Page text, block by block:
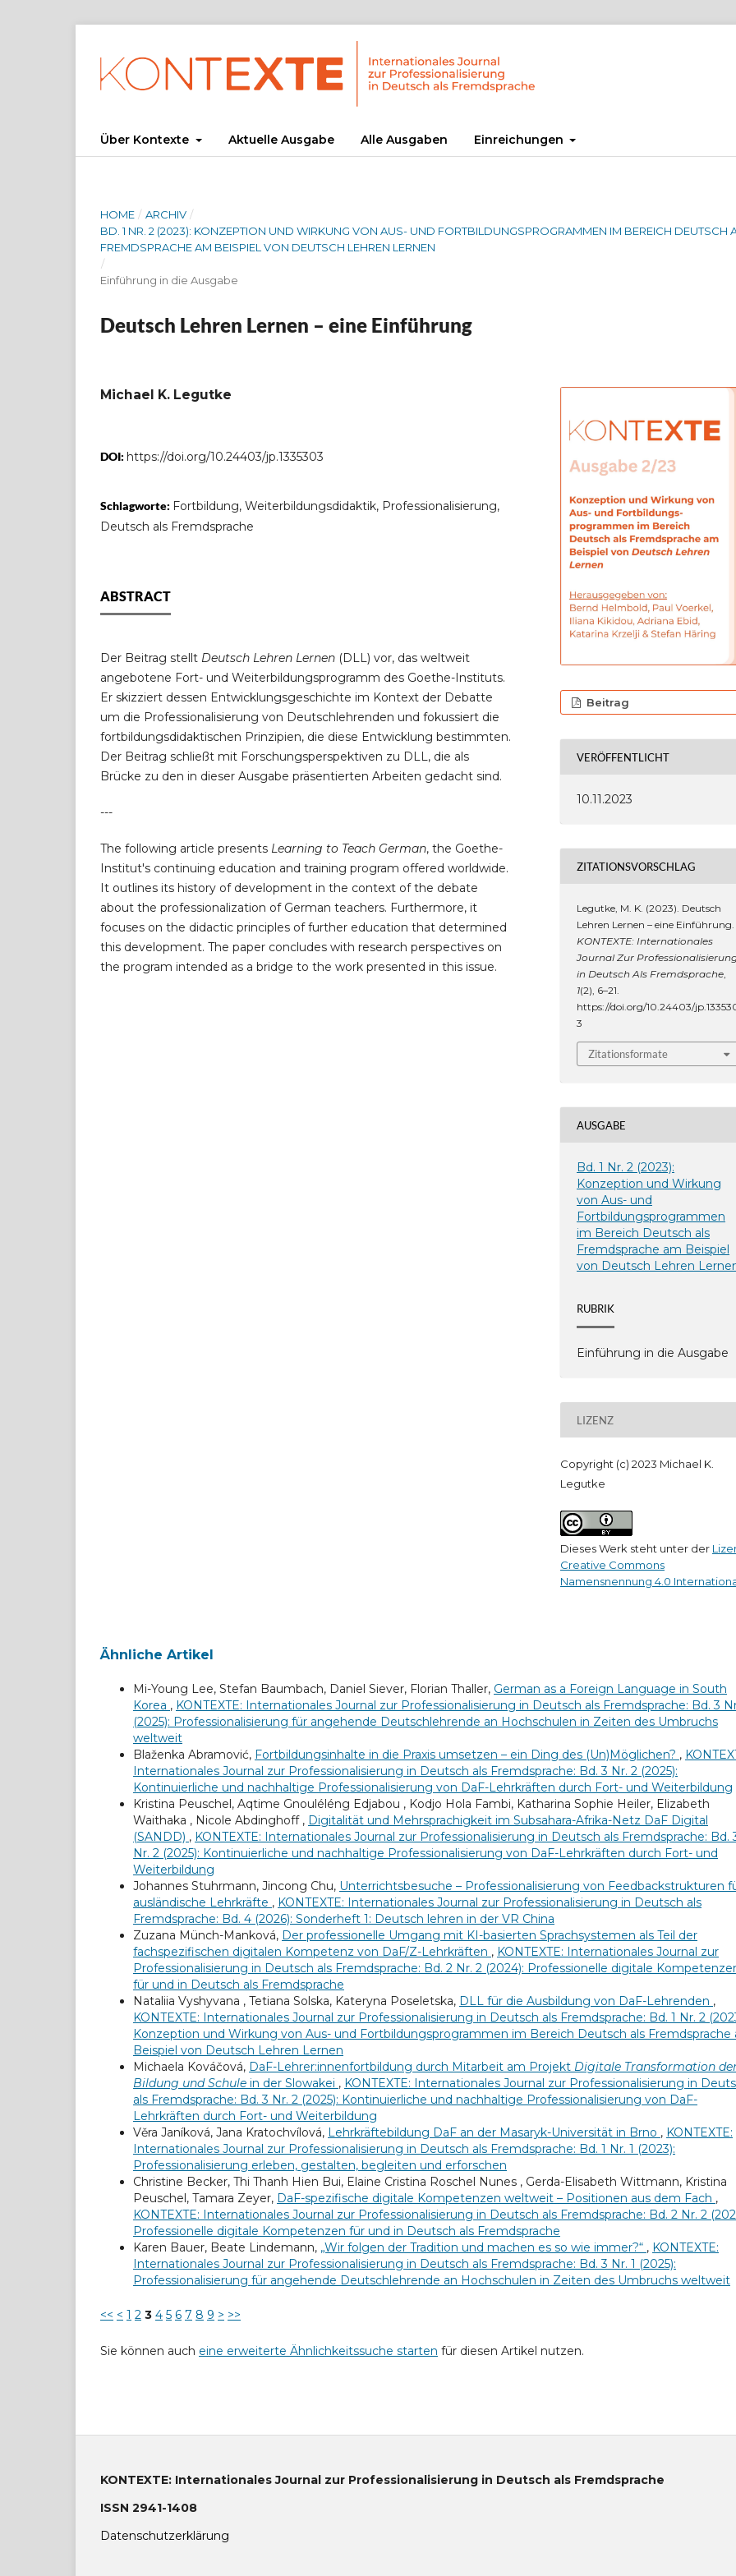
Über Kontexte Aktuelle Ausgabe Alle Ausgaben Einreichungen
HOME / ARCHIV /
BD. 1 NR. 2 (2023): KONZEPTION UND WIRKUNG VON AUS- UND FORTBILDUNGSPROGRAMMEN IM BEREICH DEUTSCH
FREMDSPRACHE AM BEISPIEL VON DEUTSCH LEHREN LERNEN
/
Einführung in die Ausgabe
Deutsch Lehren Lernen – eine Einführung
Michael K. Legutke
DOI: https://doi.org/10.24403/jp.1335303
Schlagworte: Fortbildung, Weiterbildungsdidaktik, Professionalisierung,
Deutsch als Fremdsprache
ABSTRACT
Der Beitrag stellt Deutsch Lehren Lernen (DLL) vor, das weltweit
angebotene Fort- und Weiterbildungsprogramm des Goethe-Instituts.
Er skizziert dessen Entwicklungsgeschichte im Kontext der Debatte
um die Professionalisierung von Deutschlehrenden und fokussiert die
fortbildungsdidaktischen Prinzipien, die diese Entwicklung bestimmten.
Der Beitrag schließt mit Forschungsperspektiven zu DLL, die als
Brücke zu den in dieser Ausgabe präsentierten Arbeiten gedacht sind.
---
The following article presents Learning to Teach German, the Goethe-
Institut's continuing education and training program offered worldwide.
It outlines its history of development in the context of the debate
about the professionalization of German teachers. Furthermore, it
focuses on the didactic principles of further education that determined
this development. The paper concludes with research perspectives on
the program intended as a bridge to the work presented in this issue.
Beitrag
VERÖFFENTLICHT
10.11.2023
ZITATIONSVORSCHLAG
Legutke, M. K. (2023). Deutsch
Lehren Lernen – eine Einführung.
KONTEXTE: Internationales
Journal Zur
in Deutsch Als Fremdsprache,
1(2), 6–21.
https://doi.org/10.24403/
3
Zitationsformate
AUSGABE
Bd. 1 Nr. 2 (2023):
Konzeption und Wirkung
von Aus- und
Fortbildungsprogrammen
im Bereich Deutsch als
Fremdsprache am Beispiel
von Deutsch Lehren
RUBRIK
Einführung in die Ausgabe
LIZENZ
Copyright (c) 2023 Michael K.
Legutke
Dieses Werk steht unter der
Creative Commons
Namensnennung 4.0
Ähnliche Artikel
Mi-Young Lee, Stefan Baumbach, Daniel Siever, Florian Thaller, German as a Foreign Language in South
Korea , KONTEXTE: Internationales Journal zur Professionalisierung in Deutsch als Fremdsprache: Bd. 3
(2025): Professionalisierung für angehende Deutschlehrende an Hochschulen in Zeiten des Umbruchs
weltweit
Blaženka Abramović, Fortbildungsinhalte in die Praxis umsetzen – ein Ding des (Un)Möglichen? ,
Internationales Journal zur Professionalisierung in Deutsch als Fremdsprache: Bd. 3 Nr. 2 (2025):
Kontinuierliche und nachhaltige Professionalisierung von DaF-Lehrkräften durch Fort- und Weiterbildung
Kristina Peuschel, Aqtime Gnouléléng Edjabou , Kodjo Hola Fambi, Katharina Sophie Heiler, Elizabeth
Waithaka , Nicole Abdinghoff , Digitalität und Mehrsprachigkeit im Subsahara-Afrika-Netz DaF Digital
(SANDD) , KONTEXTE: Internationales Journal zur Professionalisierung in Deutsch als Fremdsprache: Bd.
Nr. 2 (2025): Kontinuierliche und nachhaltige Professionalisierung von DaF-Lehrkräften durch Fort- und
Weiterbildung
Johannes Stuhrmann, Jincong Chu, Unterrichtsbesuche – Professionalisierung von Feedbackstrukturen
ausländische Lehrkräfte , KONTEXTE: Internationales Journal zur Professionalisierung in Deutsch als
Fremdsprache: Bd. 4 (2026): Sonderheft 1: Deutsch lehren in der VR China
Zuzana Münch-Manková, Der professionelle Umgang mit KI-basierten Sprachsystemen als Teil der
fachspezifischen digitalen Kompetenz von DaF/Z-Lehrkräften , KONTEXTE: Internationales Journal zur
Professionalisierung in Deutsch als Fremdsprache: Bd. 2 Nr. 2 (2024): Professionelle digitale
für und in Deutsch als Fremdsprache
Nataliia Vyshyvana , Tetiana Solska, Kateryna Poseletska, DLL für die Ausbildung von DaF-Lehrenden ,
KONTEXTE: Internationales Journal zur Professionalisierung in Deutsch als Fremdsprache: Bd. 1 Nr. 2
Konzeption und Wirkung von Aus- und Fortbildungsprogrammen im Bereich Deutsch als Fremdsprache
Beispiel von Deutsch Lehren Lernen
Michaela Kováčová, DaF-Lehrer:innenfortbildung durch Mitarbeit am Projekt Digitale Transformation
Bildung und Schule in der Slowakei , KONTEXTE: Internationales Journal zur Professionalisierung in
als Fremdsprache: Bd. 3 Nr. 2 (2025): Kontinuierliche und nachhaltige Professionalisierung von DaF-
Lehrkräften durch Fort- und Weiterbildung
Věra Janíková, Jana Kratochvílová, Lehrkräftebildung DaF an der Masaryk-Universität in Brno , KONTEXTE:
Internationales Journal zur Professionalisierung in Deutsch als Fremdsprache: Bd. 1 Nr. 1 (2023):
Professionalisierung erleben, gestalten, begleiten und erforschen
Christine Becker, Thi Thanh Hien Bui, Elaine Cristina Roschel Nunes , Gerda-Elisabeth Wittmann, Kristina
Peuschel, Tamara Zeyer, DaF-spezifische digitale Kompetenzen weltweit – Positionen aus dem Fach ,
KONTEXTE: Internationales Journal zur Professionalisierung in Deutsch als Fremdsprache: Bd. 2 Nr. 2
Professionelle digitale Kompetenzen für und in Deutsch als Fremdsprache
Karen Bauer, Beate Lindemann, „Wir folgen der Tradition und machen es so wie immer?“ , KONTEXTE:
Internationales Journal zur Professionalisierung in Deutsch als Fremdsprache: Bd. 3 Nr. 1 (2025):
Professionalisierung für angehende Deutschlehrende an Hochschulen in Zeiten des Umbruchs weltweit
<< < 1 2 3 4 5 6 7 8 9 > >>
Sie können auch eine erweiterte Ähnlichkeitssuche starten für diesen Artikel nutzen.
KONTEXTE: Internationales Journal zur Professionalisierung in Deutsch als Fremdsprache
ISSN 2941-1408
Datenschutzerklärung